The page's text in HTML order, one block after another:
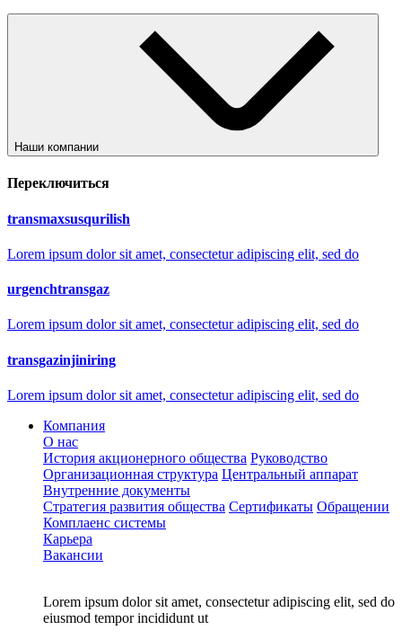
Наши компании
Переключиться
transmaxsusqurilish
Lorem ipsum dolor sit amet, consectetur adipiscing elit, sed do
urgenchtransgaz
Lorem ipsum dolor sit amet, consectetur adipiscing elit, sed do
transgazinjiniring
Lorem ipsum dolor sit amet, consectetur adipiscing elit, sed do
Компания
О нас
История акционерного общества Руководство
Организационная структура Центральный аппарат
Внутренние документы
Стратегия развития общества Сертификаты Обращении
Комплаенс системы
Карьера
Вакансии
Lorem ipsum dolor sit amet, consectetur adipiscing elit, sed do
eiusmod tempor incididunt ut